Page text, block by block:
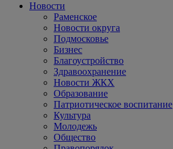
Новости
Раменское
Новости округа
Подмосковье
Бизнес
Благоустройство
Здравоохранение
Новости ЖКХ
Образование
Патриотическое воспитание
Культура
Молодежь
Общество